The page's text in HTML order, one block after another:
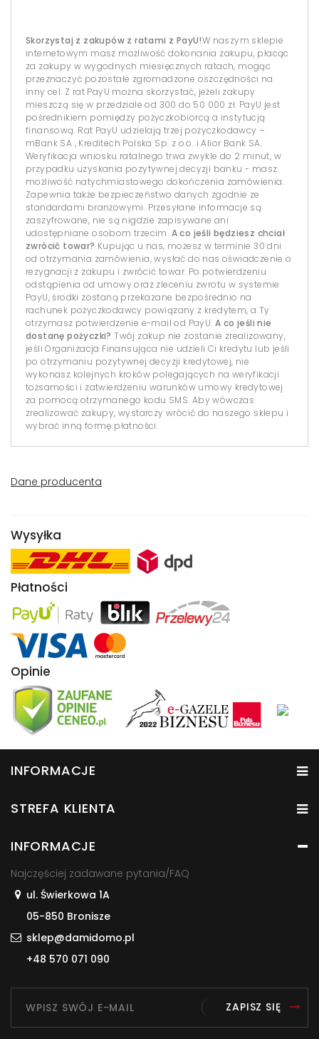
Skorzystaj z zakupów z ratami z PayU!W naszym sklepie
internetowym masz możliwość dokonania zakupu, płacąc
za zakupy w wygodnych miesięcznych ratach, mogąc
przeznaczyć pozostałe zgromadzone oszczędności na
inny cel. Z rat PayU można skorzystać, jeżeli zakupy
mieszczą się w przedziale od 300 do 50 000 zł. PayU jest
pośrednikiem pomiędzy pożyczkobiorcą a instytucją
finansową. Rat PayU udzielają trzej pożyczkodawcy –
mBank SA , Kreditech Polska Sp. z o.o. i Alior Bank SA.
Weryfikacja wniosku ratalnego trwa zwykle do 2 minut, w
przypadku uzyskania pozytywnej decyzji banku - masz
możliwość natychmiastowego dokończenia zamówienia.
Zapewnia także bezpieczeństwo danych zgodnie ze
standardami branżowymi. Przesyłane informacje są
zaszyfrowane, nie są nigdzie zapisywane ani
udostępniane osobom trzecim. A co jeśli będziesz chciał
zwrócić towar? Kupując u nas, możesz w terminie 30 dni
od otrzymania zamówienia, wysłać do nas oświadczenie o
rezygnacji z zakupu i zwrócić towar. Po potwierdzeniu
odstąpienia od umowy oraz zleceniu zwrotu w systemie
PayU, środki zostaną przekazane bezpośrednio na
rachunek pożyczkodawcy powiązany z kredytem, a Ty
otrzymasz potwierdzenie e-mail od PayU. A co jeśli nie
dostanę pożyczki? Twój zakup nie zostanie zrealizowany,
jeśli Organizacja Finansująca nie udzieli Ci kredytu lub jeśli
po otrzymaniu pozytywnej decyzji kredytowej, nie
wykonasz kolejnych kroków polegających na weryfikacji
tożsamości i zatwierdzeniu warunków umowy kredytowej
za pomocą otrzymanego kodu SMS. Aby wówczas
zrealizować zakupy, wystarczy wrócić do naszego sklepu i
wybrać inną formę płatności.
Dane producenta
Wysyłka
Płatności
Opinie
INFORMACJE
STREFA KLIENTA
INFORMACJE
Najczęściej zadawane pytania/FAQ
ul. Świerkowa 1A
05-850 Bronisze
sklep@damidomo.pl
+48 570 071 090
ZAPISZ SIĘ